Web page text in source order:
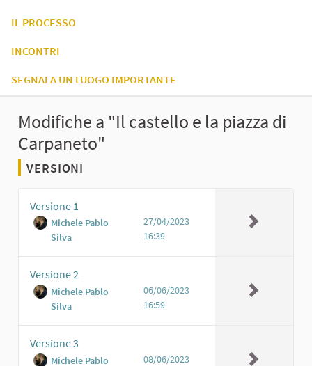
IL PROCESSO
INCONTRI
SEGNALA UN LUOGO IMPORTANTE
Modifiche a "Il castello e la piazza di
Carpaneto"
VERSIONI
Versione 1
Michele Pablo
Silva
27/04/2023
16:39
Versione 2
Michele Pablo
Silva
06/06/2023
16:59
Versione 3
Michele Pablo
08/06/2023